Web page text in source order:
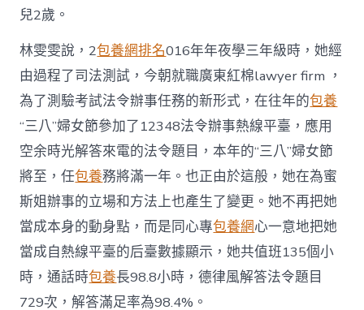
兒2歲。
林雯雯說，2包養網排名016年年夜學三年級時，她經
由過程了司法測試，今朝就職廣東紅棉lawyer firm ，
為了測驗考試法令辦事任務的新形式，在往年的包養
“三八”婦女節參加了12348法令辦事熱線平臺，應用
空余時光解答來電的法令題目，本年的“三八”婦女節
將至，任包養務將滿一年。也正由於這般，她在為蜜
斯姐辦事的立場和方法上也產生了變更。她不再把她
當成本身的動身點，而是同心專包養網心一意地把她
當成自熱線平臺的后臺數據顯示，她共值班135個小
時，通話時包養長98.8小時，德律風解答法令題目
729次，解答滿足率為98.4%。